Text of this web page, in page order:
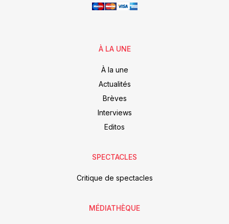
À LA UNE
À la une
Actualités
Brèves
Interviews
Editos
SPECTACLES
Critique de spectacles
MÉDIATHÈQUE